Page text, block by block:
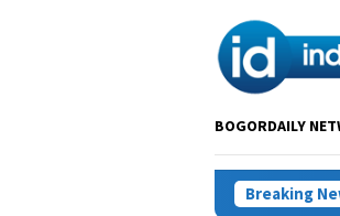
BOGORDAILY
Breaking
Warnai Penurunan Alat Berat di